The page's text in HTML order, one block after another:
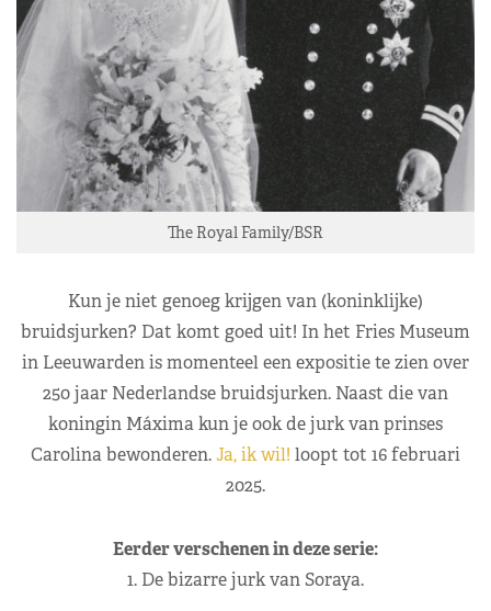
The Royal Family/BSR
Kun je niet genoeg krijgen van (koninklijke)
bruidsjurken? Dat komt goed uit! In het Fries Museum
in Leeuwarden is momenteel een expositie te zien over
250 jaar Nederlandse bruidsjurken. Naast die van
koningin Máxima kun je ook de jurk van prinses
Carolina bewonderen.Ja, ik wil! loopt tot 16 februari
2025.
Eerder verschenen in deze serie:
1. De bizarre jurk van Soraya.